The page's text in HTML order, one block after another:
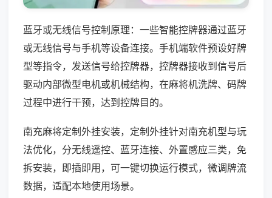
蓝牙或无线信号控制原理：一些智能控牌器通过蓝牙
或无线信号与手机等设备连接。手机端软件预设好牌
型等指令，发送信号给控牌器，控牌器接收到信号后
驱动内部微型电机或机械结构，在麻将机洗牌、码牌
过程中进行干预，达到控牌目的。
南充麻将定制外挂安装，定制外挂针对南充机型与玩
法优化，分无线遥控、蓝牙连接、外置感应三类，免
拆安装，即插即用，可一键切换运行模式，微调牌流
数据，适配本地使用场景。